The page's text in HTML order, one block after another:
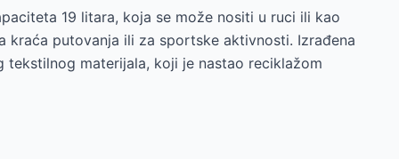
19 litara, koja se može nositi u ruci ili kao
kraća putovanja ili za sportske aktivnosti. Izrađena
materijala, koji je nastao reciklažom